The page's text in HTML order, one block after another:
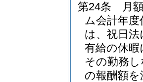
第24条
月
ム会計年
は、祝日
有給の休
その勤務
の報酬額